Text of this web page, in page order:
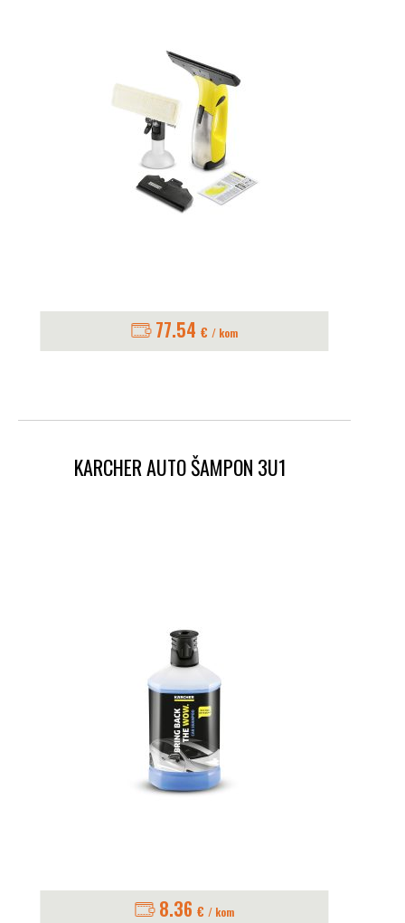
77.54 € / kom
KARCHER AUTO ŠAMPON 3U1
8.36 € / kom